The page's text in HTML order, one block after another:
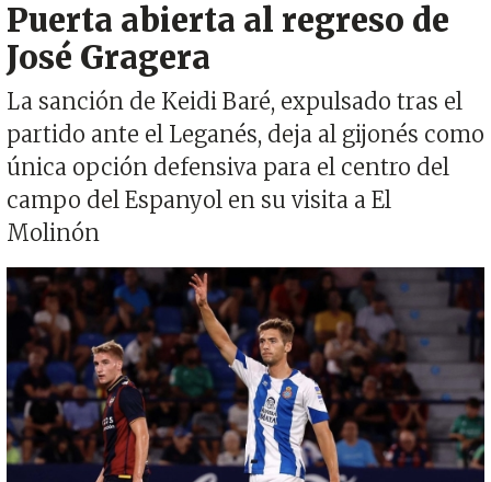
Puerta abierta al regreso de
José Gragera
La sanción de Keidi Baré, expulsado tras el
partido ante el Leganés, deja al gijonés como
única opción defensiva para el centro del
campo del Espanyol en su visita a El
Molinón
Imagen